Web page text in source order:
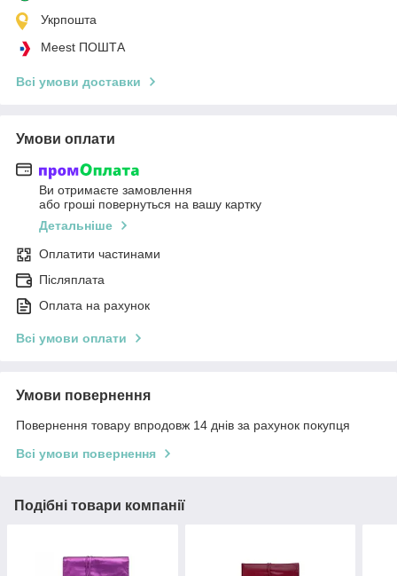
Укрпошта
Meest ПОШТА
Всі умови доставки
Умови оплати
Ви отримаєте замовлення
або гроші повернуться на вашу картку
Детальніше
Оплатити частинами
Післяплата
Оплата на рахунок
Всі умови оплати
Умови повернення
Повернення товару впродовж 14 днів за рахунок покупця
Всі умови повернення
Подібні товари компанії